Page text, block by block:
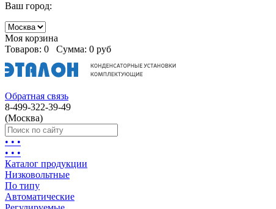
Ваш город:
Моя корзина
Товаров: 0 Сумма: 0 руб
Обратная связь
8-499-322-39-49
(Москва)
• • •
• • •
Каталог продукции
Низковольтные
По типу
Автоматические